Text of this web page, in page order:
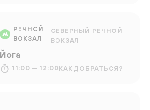
РЕЧНОЙ
ВОКЗАЛ
СЕВЕРНЫЙ РЕЧНОЙ
ВОКЗАЛ
Йога
11:00 — 12:00КАК ДОБРАТЬСЯ?